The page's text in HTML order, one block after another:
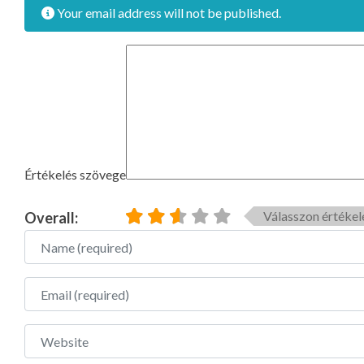
Your email address will not be published.
Értékelés szövege
Overall:
Válasszon
Name
Email
Website